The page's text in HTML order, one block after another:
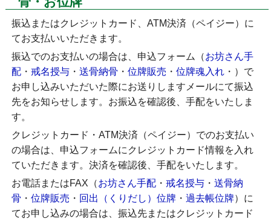
振込またはクレジットカード、ATM決済（ペイジー）に
てお支払いいただきます。
振込でのお支払いの場合は、申込フォーム（お坊さん手
配 ・戒名授与 ・送骨納骨 ・位牌販売 ・位牌魂入れ ・ ）で
お申し込みいただいた際にお送りしますメールにて振込
先をお知らせします。お振込を確認後、手配をいたしま
す。
クレジットカード・ATM決済（ペイジー）でのお支払い
の場合は、申込フォームにクレジットカード情報を入れ
ていただきます。決済を確認後、手配をいたします。
お電話またはFAX（お坊さん手配 ・戒名授与 ・送骨納
骨 ・位牌販売 ・ 回出（くりだし）位牌 ・過去帳位牌）に
てお申し込みの場合は、振込先またはクレジットカード